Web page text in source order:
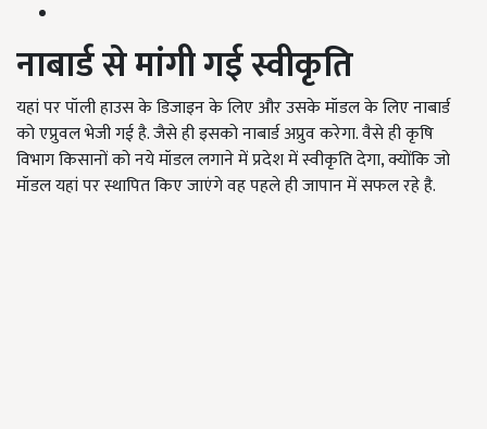
नाबार्ड से मांगी गईस्वीकृति
यहां पर पॉली हाउस के डिजाइन के लिए और उसके मॉडल के लिए नाबार्ड
को एप्रुवल भेजी गई है. जैसे ही इसको नाबार्ड अप्रुव करेगा. वैसे ही कृषि
विभाग किसानों को नये मॉडल लगाने में प्रदेश में स्वीकृति देगा, क्योंकि जो
मॉडल यहां पर स्थापित किए जाएंगे वह पहले ही जापान में सफल रहे है.